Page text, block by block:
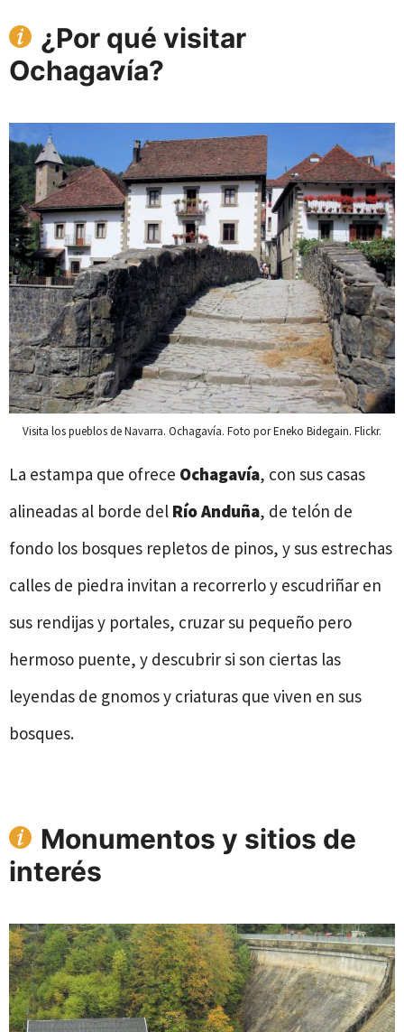
¿Por qué visitar
Ochagavía?
Visita los pueblos de Navarra. Ochagavía. Foto por Eneko Bidegain. Flickr.
La estampa que ofrece Ochagavía, con sus casas
alineadas al borde del Río Anduña, de telón de
fondo los bosques repletos de pinos, y sus estrechas
calles de piedra invitan a recorrerlo y escudriñar en
sus rendijas y portales, cruzar su pequeño pero
hermoso puente, y descubrir si son ciertas las
leyendas de gnomos y criaturas que viven en sus
bosques.
Monumentos y sitios de
interés